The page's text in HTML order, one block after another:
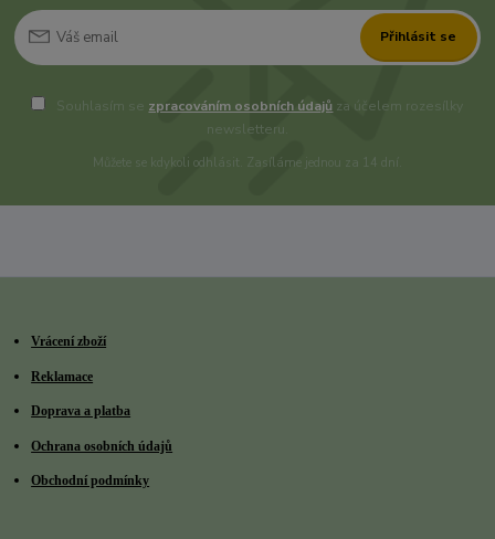
Přihlásit se
Souhlasím se zpracováním osobních údajů za účelem rozesílky
newsletteru.
Můžete se kdykoli odhlásit. Zasíláme jednou za 14 dní.
Vrácení zboží
Reklamace
Doprava a platba
Ochrana osobních údajů
Obchodní podmínky